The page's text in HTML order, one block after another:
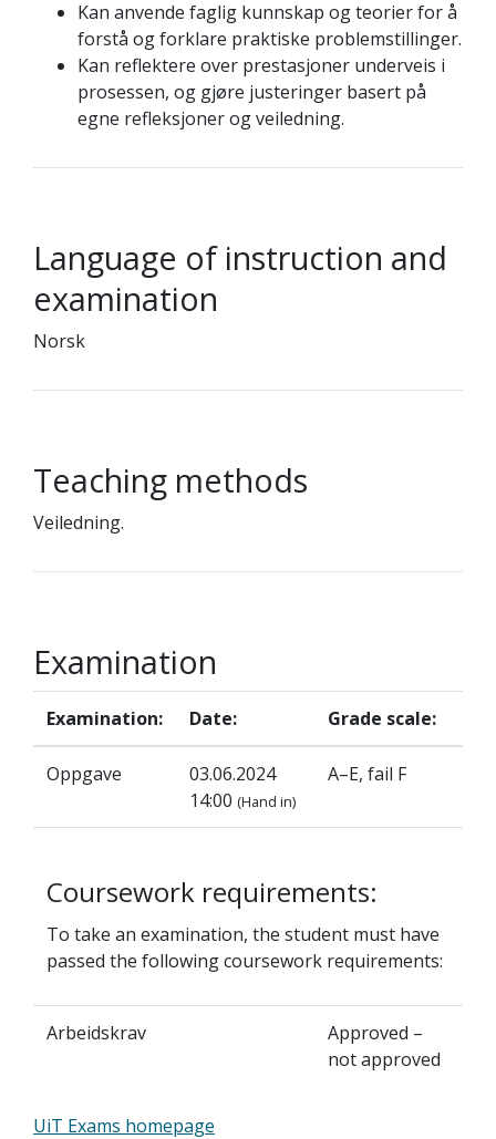
Kan anvende faglig kunnskap og teorier for å
forstå og forklare praktiske problemstillinger.
Kan reflektere over prestasjoner underveis i
prosessen, og gjøre justeringer basert på
egne refleksjoner og veiledning.
Language of instruction and
examination
Norsk
Teaching methods
Veiledning.
Examination
Examination: Date: Grade scale:
Oppgave
03.06.2024
14:00 (Hand in)
A–E, fail F
Coursework requirements:
To take an examination, the student must have
passed the following coursework requirements:
Arbeidskrav
Approved –
not approved
UiT Exams homepage